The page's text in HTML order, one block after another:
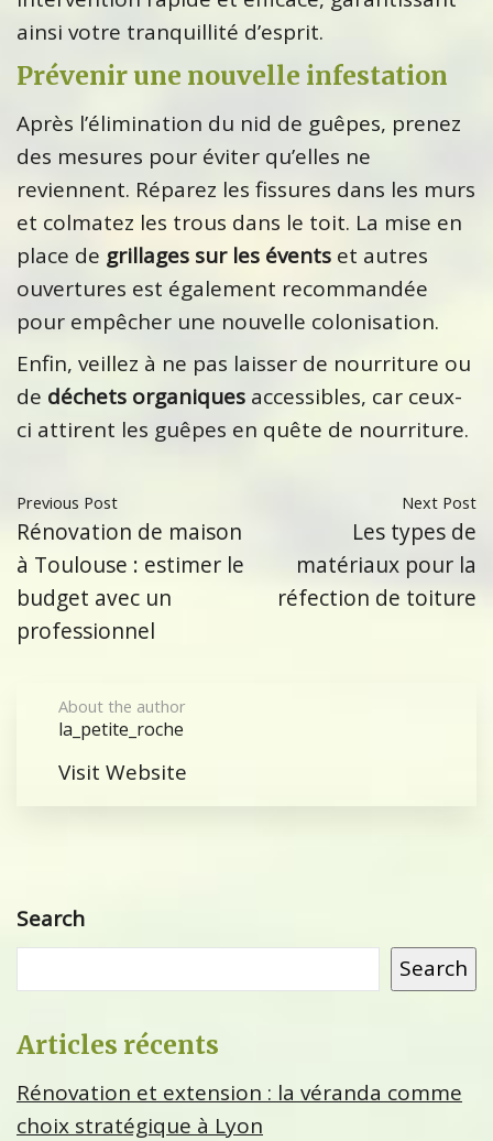
ainsi votre tranquillité d’esprit.
Prévenir une nouvelle infestation
Après l’élimination du nid de guêpes, prenez
des mesures pour éviter qu’elles ne
reviennent. Réparez les fissures dans les murs
et colmatez les trous dans le toit. La mise en
place de grillages sur les évents et autres
ouvertures est également recommandée
pour empêcher une nouvelle colonisation.
Enfin, veillez à ne pas laisser de nourriture ou
de déchets organiques accessibles, car ceux-
ci attirent les guêpes en quête de nourriture.
Previous Post
Rénovation de maison
à Toulouse : estimer le
budget avec un
professionnel
Next Post
Les types de
matériaux pour la
réfection de toiture
About the author
la_petite_roche
Visit Website
Search
Search
Articles récents
Rénovation et extension : la véranda comme
choix stratégique à Lyon